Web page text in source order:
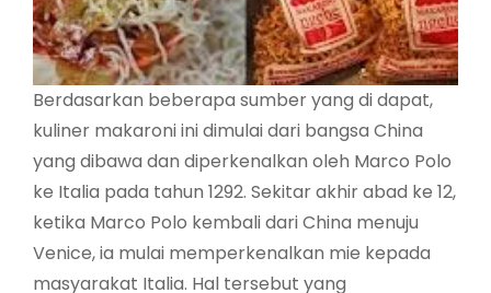
Berdasarkan beberapa sumber yang di dapat,
kuliner makaroni ini dimulai dari bangsa China
yang dibawa dan diperkenalkan oleh Marco Polo
ke Italia pada tahun 1292. Sekitar akhir abad ke 12,
ketika Marco Polo kembali dari China menuju
Venice, ia mulai memperkenalkan mie kepada
masyarakat Italia. Hal tersebut yang